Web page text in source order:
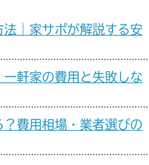
｜家サポが解説する安
軒家の費用と失敗しな
費用相場・業者選びの